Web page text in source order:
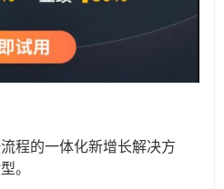
程的一体化新增长解决方
。